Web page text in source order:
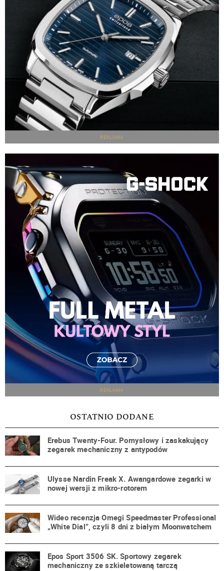
REKLAMA
REKLAMA
OSTATNIO DODANE
Erebus Twenty-Four. Pomysłowy i zaskakujący
zegarek mechaniczny z antypodów
Ulysse Nardin Freak X. Awangardowe zegarki w
nowej wersji z mikro-rotorem
Wideo recenzja Omegi Speedmaster Professional
„White Dial”, czyli 8 dni z białym Moonwatchem
Epos Sport 3506 SK. Sportowy zegarek
mechaniczny ze szkieletowaną tarczą